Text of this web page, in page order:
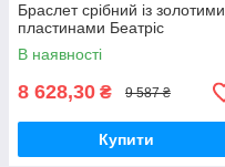
Браслет срібний із золотими
пластинами Беатріс
В наявності
8 628,30 ₴ 9 587 ₴
Купити